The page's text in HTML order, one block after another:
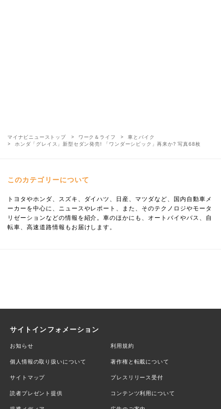
マイナビニューストップ ワーク＆ライフ
車とバイク
ホンダ「グレイス」新型セダン発売! 「ワンダーシビック」再来か? 写真68枚
このカテゴリーについて
トヨタやホンダ、スズキ、ダイハツ、日産、マツダなど、国内自動車メ
ーカーを中心に、ニュースやレポート、また、そのテクノロジやモータ
リゼーションなどの情報を紹介。車のほかにも、オートバイやバス、自
転車、高速道路情報もお届けします。
サイトインフォメーション
お知らせ 利用規約
個人情報の取り扱いについて 著作権と転載について
サイトマップ プレスリリース受付
読者プレゼント提供 コンテンツ利用について